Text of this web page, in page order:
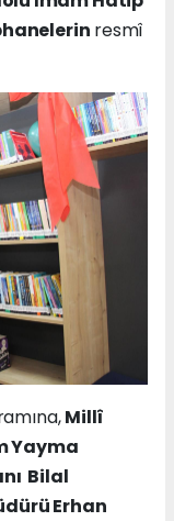
resmî
Millî
Yayma
Bilal
Erhan